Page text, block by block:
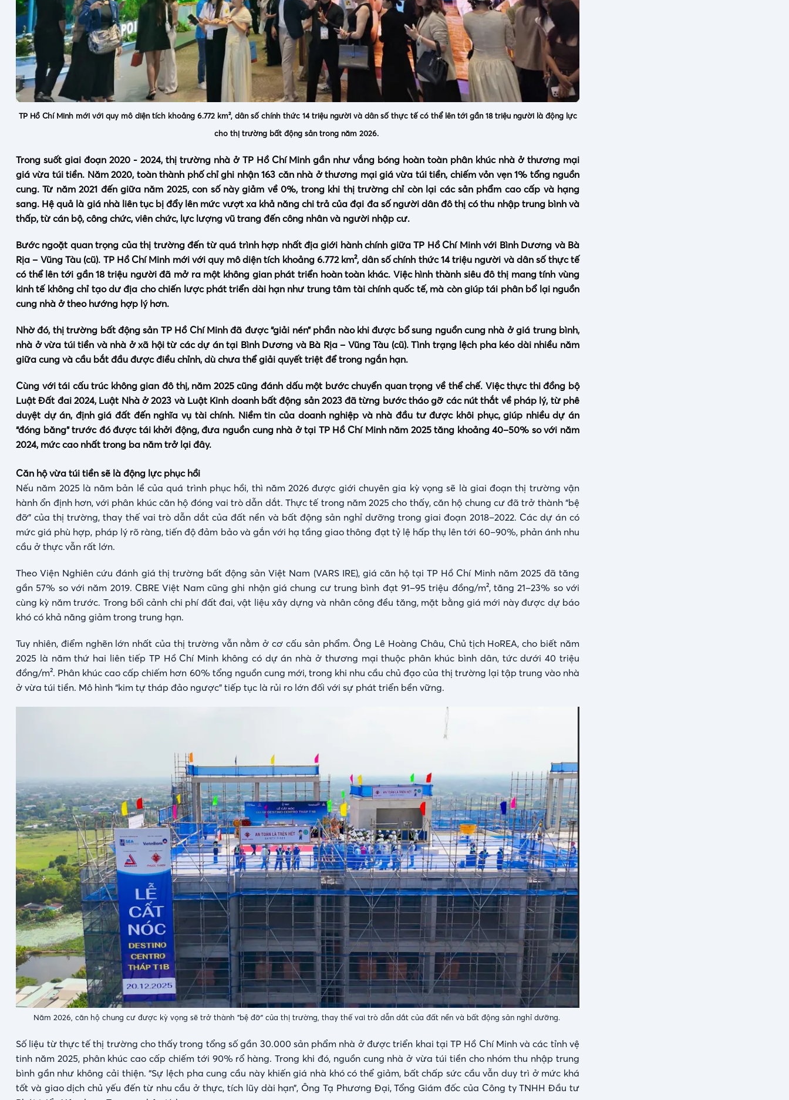
TP Hồ Chí Minh mới với quy mô diện tích khoảng 6.772 km², dân số chính thức 14 triệu người và dân số thực tế có thể lên tới gần 18 triệu người là động lực
cho thị trường bất động sản trong năm 2026.
Trong suốt giai đoạn 2020 - 2024, thị trường nhà ở TP Hồ Chí Minh gần như vắng bóng hoàn toàn phân khúc nhà ở thương mại
giá vừa túi tiền. Năm 2020, toàn thành phố chỉ ghi nhận 163 căn nhà ở thương mại giá vừa túi tiền, chiếm vỏn vẹn 1% tổng nguồn
cung. Từ năm 2021 đến giữa năm 2025, con số này giảm về 0%, trong khi thị trường chỉ còn lại các sản phẩm cao cấp và hạng
sang. Hệ quả là giá nhà liên tục bị đẩy lên mức vượt xa khả năng chi trả của đại đa số người dân đô thị có thu nhập trung bình và
thấp, từ cán bộ, công chức, viên chức, lực lượng vũ trang đến công nhân và người nhập cư.
Bước ngoặt quan trọng của thị trường đến từ quá trình hợp nhất địa giới hành chính giữa TP Hồ Chí Minh với Bình Dương và Bà
Rịa – Vũng Tàu (cũ). TP Hồ Chí Minh mới với quy mô diện tích khoảng 6.772 km², dân số chính thức 14 triệu người và dân số thực tế
có thể lên tới gần 18 triệu người đã mở ra một không gian phát triển hoàn toàn khác. Việc hình thành siêu đô thị mang tính vùng
kinh tế không chỉ tạo dư địa cho chiến lược phát triển dài hạn như trung tâm tài chính quốc tế, mà còn giúp tái phân bổ lại nguồn
cung nhà ở theo hướng hợp lý hơn.
Nhờ đó, thị trường bất động sản TP Hồ Chí Minh đã được “giải nén” phần nào khi được bổ sung nguồn cung nhà ở giá trung bình,
nhà ở vừa túi tiền và nhà ở xã hội từ các dự án tại Bình Dương và Bà Rịa – Vũng Tàu (cũ). Tình trạng lệch pha kéo dài nhiều năm
giữa cung và cầu bắt đầu được điều chỉnh, dù chưa thể giải quyết triệt để trong ngắn hạn.
Cùng với tái cấu trúc không gian đô thị, năm 2025 cũng đánh dấu một bước chuyển quan trọng về thể chế. Việc thực thi đồng bộ
Luật Đất đai 2024, Luật Nhà ở 2023 và Luật Kinh doanh bất động sản 2023 đã từng bước tháo gỡ các nút thắt về pháp lý, từ phê
duyệt dự án, định giá đất đến nghĩa vụ tài chính. Niềm tin của doanh nghiệp và nhà đầu tư được khôi phục, giúp nhiều dự án
“đóng băng” trước đó được tái khởi động, đưa nguồn cung nhà ở tại TP Hồ Chí Minh năm 2025 tăng khoảng 40–50% so với năm
2024, mức cao nhất trong ba năm trở lại đây.
Căn hộ vừa túi tiền sẽ là động lực phục hồi
Nếu năm 2025 là năm bản lề của quá trình phục hồi, thì năm 2026 được giới chuyên gia kỳ vọng sẽ là giai đoạn thị trường vận
hành ổn định hơn, với phân khúc căn hộ đóng vai trò dẫn dắt. Thực tế trong năm 2025 cho thấy, căn hộ chung cư đã trở thành “bệ
đỡ” của thị trường, thay thế vai trò dẫn dắt của đất nền và bất động sản nghỉ dưỡng trong giai đoạn 2018–2022. Các dự án có
mức giá phù hợp, pháp lý rõ ràng, tiến độ đảm bảo và gắn với hạ tầng giao thông đạt tỷ lệ hấp thụ lên tới 60–90%, phản ánh nhu
cầu ở thực vẫn rất lớn.
Theo Viện Nghiên cứu đánh giá thị trường bất động sản Việt Nam (VARS IRE), giá căn hộ tại TP Hồ Chí Minh năm 2025 đã tăng
gần 57% so với năm 2019. CBRE Việt Nam cũng ghi nhận giá chung cư trung bình đạt 91–95 triệu đồng/m², tăng 21–23% so với
cùng kỳ năm trước. Trong bối cảnh chi phí đất đai, vật liệu xây dựng và nhân công đều tăng, mặt bằng giá mới này được dự báo
khó có khả năng giảm trong trung hạn.
Tuy nhiên, điểm nghẽn lớn nhất của thị trường vẫn nằm ở cơ cấu sản phẩm. Ông Lê Hoàng Châu, Chủ tịch HoREA, cho biết năm
2025 là năm thứ hai liên tiếp TP Hồ Chí Minh không có dự án nhà ở thương mại thuộc phân khúc bình dân, tức dưới 40 triệu
đồng/m². Phân khúc cao cấp chiếm hơn 60% tổng nguồn cung mới, trong khi nhu cầu chủ đạo của thị trường lại tập trung vào nhà
ở vừa túi tiền. Mô hình “kim tự tháp đảo ngược” tiếp tục là rủi ro lớn đối với sự phát triển bền vững.
Năm 2026, căn hộ chung cư được kỳ vọng sẽ trở thành "bệ đỡ" của thị trường, thay thế vai trò dẫn dắt của đất nền và bất động sản nghỉ dưỡng.
Số liệu từ thực tế thị trường cho thấy trong tổng số gần 30.000 sản phẩm nhà ở được triển khai tại TP Hồ Chí Minh và các tỉnh vệ
tinh năm 2025, phân khúc cao cấp chiếm tới 90% rổ hàng. Trong khi đó, nguồn cung nhà ở vừa túi tiền cho nhóm thu nhập trung
bình gần như không cải thiện. “Sự lệch pha cung cầu này khiến giá nhà khó có thể giảm, bất chấp sức cầu vẫn duy trì ở mức khá
tốt và giao dịch chủ yếu đến từ nhu cầu ở thực, tích lũy dài hạn”, Ông Tạ Phương Đại, Tổng Giám đốc của Công ty TNHH Đầu tư